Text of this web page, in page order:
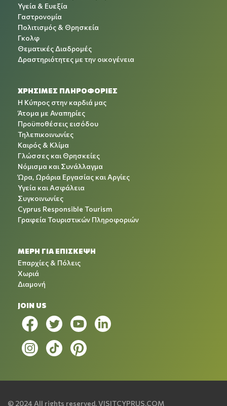
Υγεία & Ευεξία
Γαστρονομία
Πολιτισμός & Θρησκεία
Γκολφ
Θεματικές Διαδρομές
Δραστηριότητες με την οικογένεια
ΧΡΉΣΙΜΕΣ ΠΛΗΡΟΦΟΡΊΕΣ
Η Κύπρος στην καρδιά μας
Άτομα με Αναπηρίες
Προϋποθέσεις εισόδου
Τηλεπικοινωνίες
Καιρός & Κλίμα
Γλώσσες και Θρησκείες
Νόμισμα και Συνάλλαγμα
Ώρα, Ωράρια Εργασίας και Αργίες
Υγεία και Ασφάλεια
Συγκοινωνίες
Cyprus Responsible Tourism
Γραφεία Τουριστικών Πληροφοριών
ΜΕΡΗ ΓΙΑ ΕΠΙΣΚΕΨΗ
Επαρχίες & Πόλεις
Χωριά
Διαμονή
JOIN US
© 2024 All rights reserved.VISITCYPRUS.COM